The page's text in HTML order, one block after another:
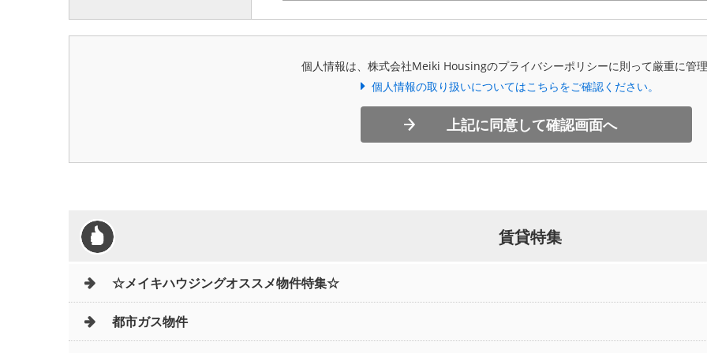
個人情報は、株式会社Meiki Housingのプライバシーポリシーに則って厳重に管理
個人情報の取り扱いについてはこちらをご確認ください。
上記に同意して確認画面へ
賃貸特集
☆メイキハウジングオススメ物件特集☆
都市ガス物件